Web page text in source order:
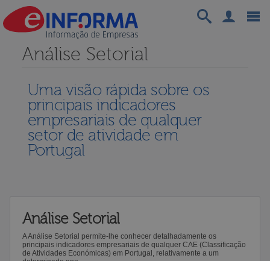
Análise Setorial
Uma visão rápida sobre os
principais indicadores
empresariais de qualquer
setor de atividade em
Portugal
Análise Setorial
A Análise Setorial permite-lhe conhecer detalhadamente os
principais indicadores empresariais de qualquer CAE (Classificação
de Atividades Económicas) em Portugal, relativamente a um